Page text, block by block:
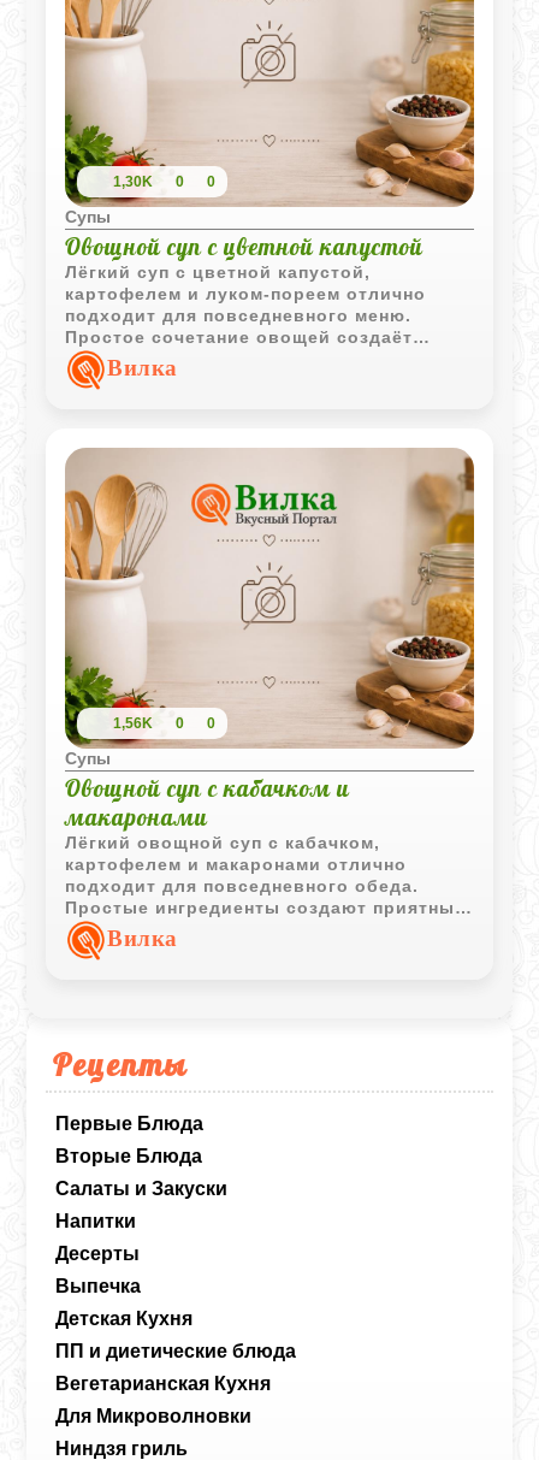
Рецепты
Первые Блюда
Вторые Блюда
Салаты и Закуски
Напитки
Десерты
Выпечка
Детская Кухня
ПП и диетические блюда
Вегетарианская Кухня
Для Микроволновки
Ниндзя гриль
1,30K 0 0
Супы
Овощной суп с цветной капустой
Лёгкий суп с цветной капустой,
картофелем и луком-пореем отлично
подходит для повседневного меню.
Простое сочетание овощей создаёт
приятный вкус и делает блюдо хорошим
вариантом для семейного обеда.
Вилка
1,56K 0 0
Супы
Овощной суп с кабачком и
макаронами
Лёгкий овощной суп с кабачком,
картофелем и макаронами отлично
подходит для повседневного обеда.
Простые ингредиенты создают приятный
вкус, а свежая петрушка добавляет
блюду аромат и свежесть.
Вилка